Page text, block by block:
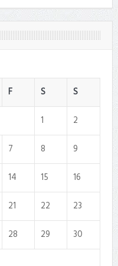
F S
S
1
2
7 8
9
14 15
16
21 22
23
28 29
30